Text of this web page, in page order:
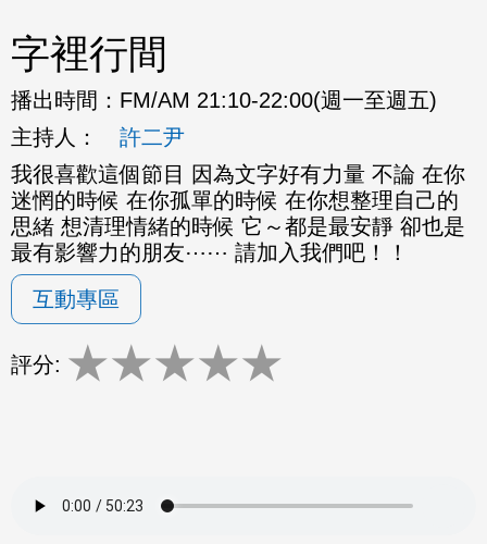
字裡行間
播出時間： FM/AM 21:10-22:00(週一至週五)
主持人：
許二尹
我很喜歡這個節目 因為文字好有力量 不論 在你
迷惘的時候 在你孤單的時候 在你想整理自己的
思緒 想清理情緒的時候 它～都是最安靜 卻也是
最有影響力的朋友⋯⋯ 請加入我們吧！！
互動專區
評分: ★★★★★